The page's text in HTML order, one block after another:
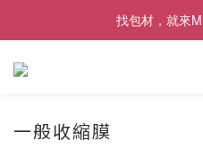
[限時優惠] 即日起登入會員
找包材，就來
[限時優惠] 即日起登入會員
一般收縮膜